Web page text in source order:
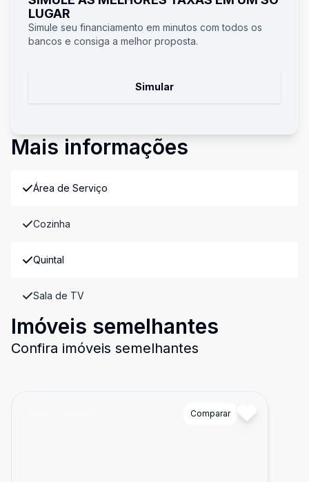
LUGAR
Simule seu financiamento em minutos com todos os
bancos e consiga a melhor proposta.
Simular
Mais informações
Área de Serviço
Cozinha
Quintal
Sala de TV
Imóveis semelhantes
Confira imóveis semelhantes
Comparar